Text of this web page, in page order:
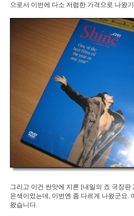
으로서 이번에 다소 저렴한 가격으로 나왔
그리고 이건 싼맛에 지른 [내일의 죠 극장판
은색이었는데, 이번엔 좀 다르게 나왔군요.
왔습니다.